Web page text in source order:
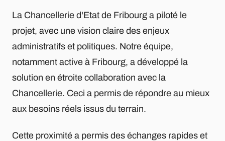
La Chancellerie d'Etat de Fribourg a piloté le
projet, avec une vision claire des enjeux
administratifs et politiques. Notre équipe,
notamment active à Fribourg, a développé la
solution en étroite collaboration avec la
Chancellerie. Ceci a permis de répondre au mieux
aux besoins réels issus du terrain.
Cette proximité a permis des échanges rapides et